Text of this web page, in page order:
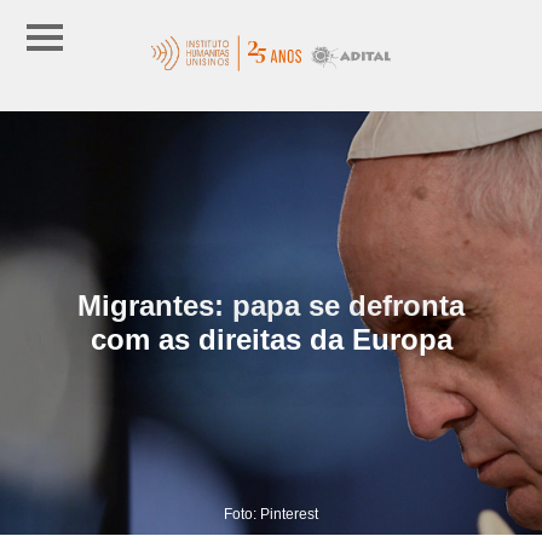
Migrantes: papa se defronta
com as direitas da Europa
Foto: Pinterest